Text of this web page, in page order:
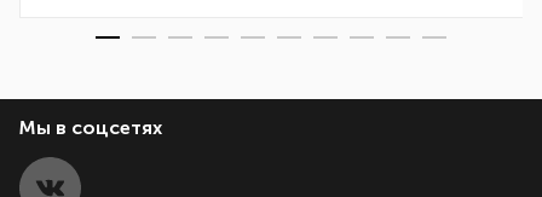
Мы в соцсетях